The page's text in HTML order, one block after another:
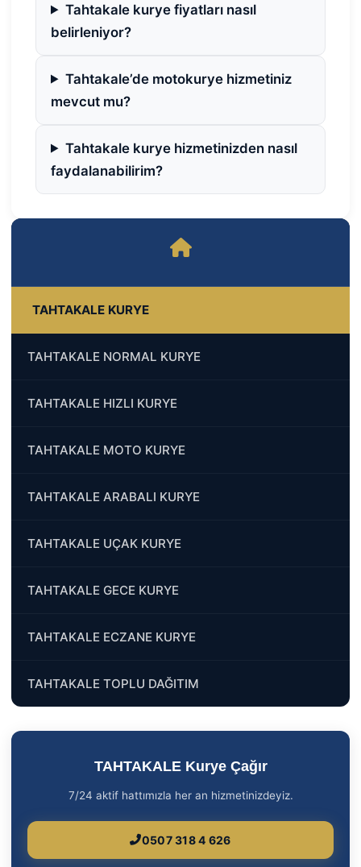
TAHTAKALE KURYE
TAHTAKALE NORMAL KURYE
TAHTAKALE HIZLI KURYE
TAHTAKALE MOTO KURYE
TAHTAKALE ARABALI KURYE
TAHTAKALE UÇAK KURYE
TAHTAKALE GECE KURYE
TAHTAKALE ECZANE KURYE
TAHTAKALE TOPLU DAĞITIM
TAHTAKALE Kurye Çağır
7/24 aktif hattımızla her an hizmetinizdeyiz.
0507 318 4 626
Tahtakale kurye fiyatları nasıl
belirleniyor?
Tahtakale’de motokurye hizmetiniz
mevcut mu?
Tahtakale kurye hizmetinizden nasıl
faydalanabilirim?